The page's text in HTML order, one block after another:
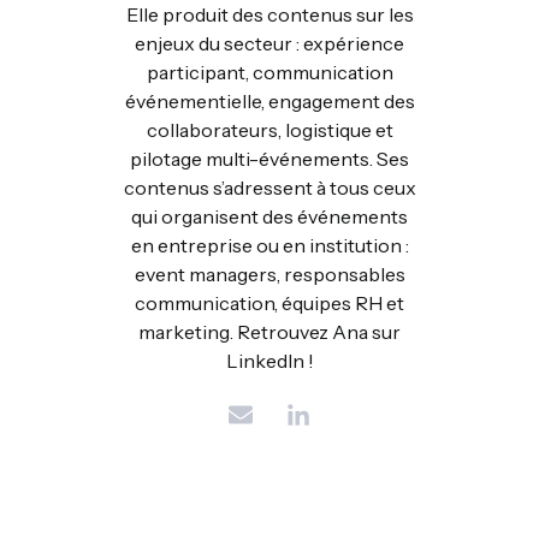
Elle produit des contenus sur les
enjeux du secteur : expérience
participant, communication
événementielle, engagement des
collaborateurs, logistique et
pilotage multi-événements. Ses
contenus s’adressent à tous ceux
qui organisent des événements
en entreprise ou en institution :
event managers, responsables
communication, équipes RH et
marketing. Retrouvez Ana sur
LinkedIn !